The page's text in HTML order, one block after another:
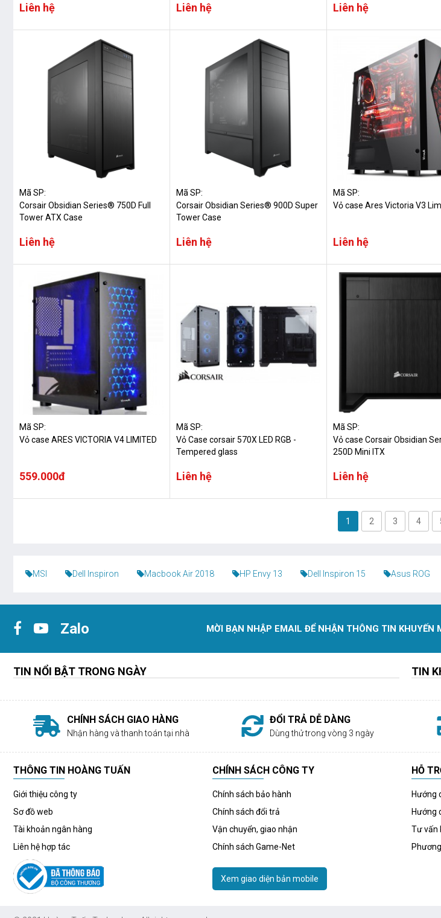
Liên hệ Liên hệ Liên hệ
Mã SP:
Corsair Obsidian Series® 750D Full
Tower ATX Case
Liên hệ
Mã SP:
Corsair Obsidian Series® 900D Super
Tower Case
Liên hệ
Mã SP:
Vỏ case Ares Victoria V3
Liên hệ
Mã SP:
Vỏ case ARES VICTORIA V4 LIMITED
559.000đ
Mã SP:
Vỏ Case corsair 570X LED RGB -
Tempered glass
Liên hệ
Mã SP:
Vỏ case Corsair Obsidian
250D Mini ITX
Liên hệ
1 2 3 4
MSI Dell Inspiron Macbook Air 2018 HP Envy 13 Dell Inspiron 15 Asus ROG
Zalo MỜI BẠN NHẬP EMAIL ĐỂ NHẬN THÔNG TIN KHUYẾN
TIN NỔI BẬT TRONG NGÀY TIN
CHÍNH SÁCH GIAO HÀNG
Nhận hàng và thanh toán tại nhà
ĐỔI TRẢ DỄ DÀNG
Dùng thử trong vòng 3 ngày
THÔNG TIN HOÀNG TUẤN
Giới thiệu công ty
Sơ đồ web
Tài khoản ngân hàng
Liên hệ hợp tác
CHÍNH SÁCH CÔNG TY
Chính sách bảo hành
Chính sách đổi trả
Vận chuyển, giao nhận
Chính sách Game-Net
Xem giao diện bản mobile
HỖ
Hướng
Hướng
Tư vấn